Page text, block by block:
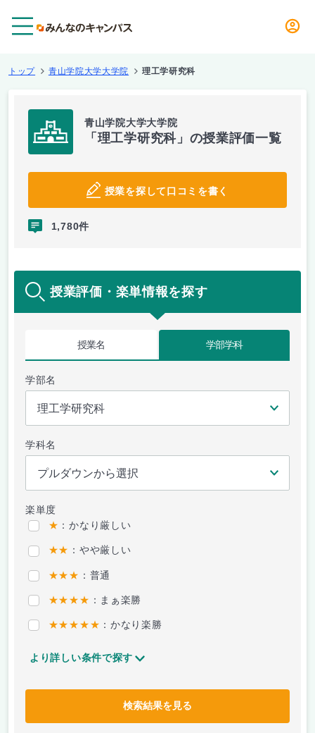
トップ 青山学院大学大学院 理工学研究科
青山学院大学大学院
「理工学研究科」の授業評価一覧
授業を探して口コミを書く
1,780件
授業評価・楽単情報を探す
授業名 学部学科
学部名
学科名
楽単度
★ ：かなり厳しい
★★ ：やや厳しい
★★★ ：普通
★★★★ ：まぁ楽勝
★★★★★ ：かなり楽勝
より詳しい条件で探す
検索結果を見る